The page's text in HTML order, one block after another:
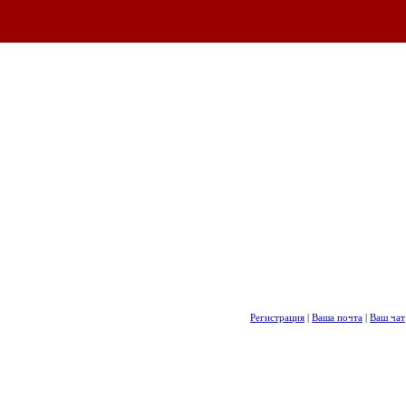
Регистрация | Ваша почта | Ваш чат